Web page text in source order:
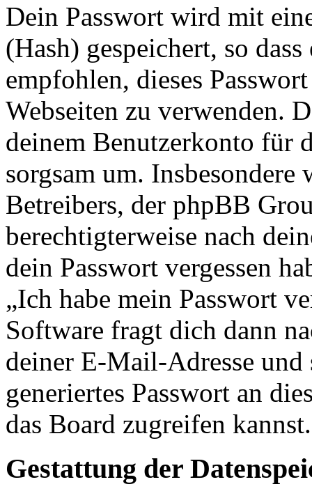
Dein Passwort wird mit
(Hash) gespeichert, so
empfohlen, dieses
Webseiten zu verwenden.
deinem Benutzerkonto für
sorgsam um.
Betreibers, der phpBB
berechtigterweise nach
dein Passwort vergessen
„Ich habe mein Passwort
Software fragt dich dann
deiner E-Mail-Adresse und
generiertes Passwort an
das Board zugreifen kannst.
Gestattung der